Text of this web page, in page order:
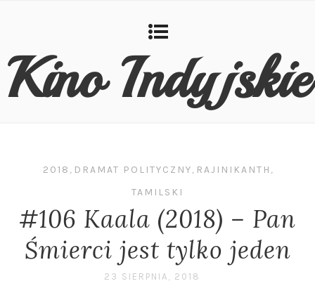
Kino Indyjskie
2018 , DRAMAT POLITYCZNY, RAJINIKANTH ,
TAMILSKI
#106 Kaala (2018) – Pan
Śmierci jest tylko jeden
23 SIERPNIA, 2018